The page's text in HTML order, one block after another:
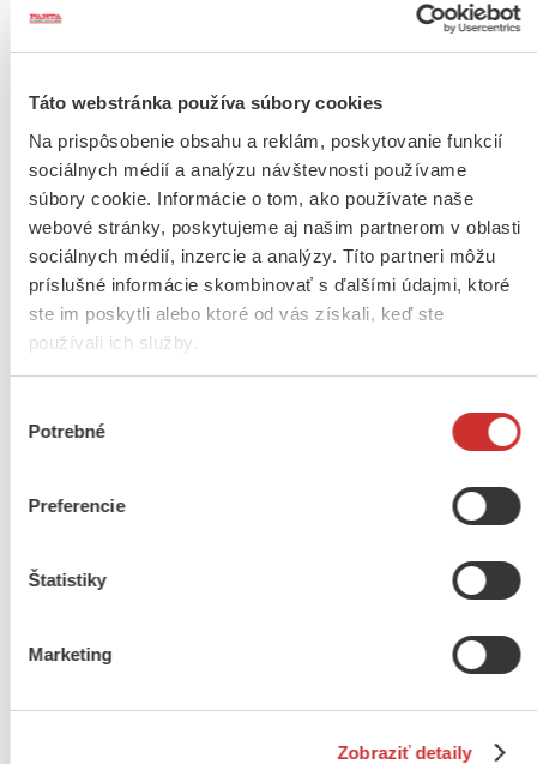
Táto webstránka používa súbory cookies
Na prispôsobenie obsahu a reklám, poskytovanie funkcií
sociálnych médií a analýzu návštevnosti používame
súbory cookie. Informácie o tom, ako používate naše
webové stránky, poskytujeme aj našim partnerom v oblasti
sociálnych médií, inzercie a analýzy. Títo partneri môžu
príslušné informácie skombinovať s ďalšími údajmi, ktoré
ste im poskytli alebo ktoré od vás získali, keď ste
používali ich služby.
súhlasu
Potrebné
Preferencie
Štatistiky
Marketing
Zobraziť detaily
Kabátiky a kabanice
Kroje
Ponožky do krpcov
Šatky
Spodňa
Stánka, rubáš
Sukne, zástery
Vence, party
Detské
Blúzky
Klobúky
Košele
Kroje
Krpce
Nohavice